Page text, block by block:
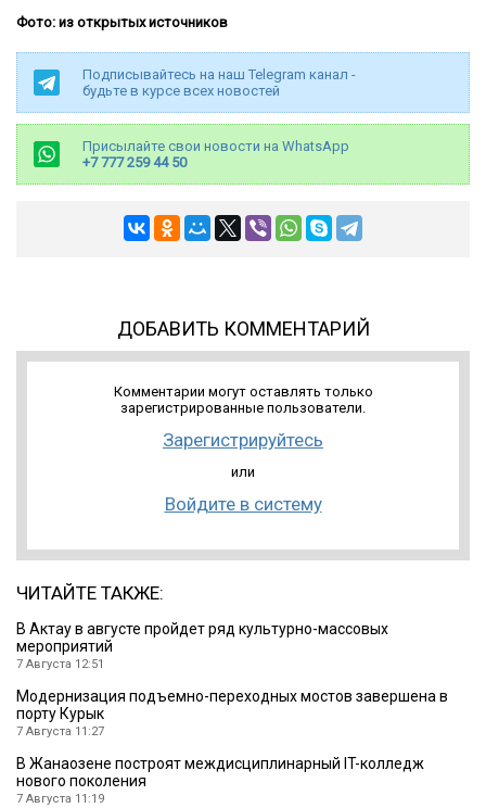
Фото: из открытых источников
Подписывайтесь на наш Telegram канал -
будьте в курсе всех новостей
Присылайте свои новости на WhatsApp
+7 777 259 44 50
ДОБАВИТЬ КОММЕНТАРИЙ
Комментарии могут оставлять только
зарегистрированные пользователи.
Зарегистрируйтесь
или
Войдите в систему
ЧИТАЙТЕ ТАКЖЕ:
В Актау в августе пройдет ряд культурно-массовых
мероприятий
7 Августа 12:51
Модернизация подъемно-переходных мостов завершена в
порту Курык
7 Августа 11:27
В Жанаозене построят междисциплинарный IT-колледж
нового поколения
7 Августа 11:19